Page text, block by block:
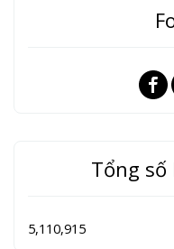
Tổng
5,110,915